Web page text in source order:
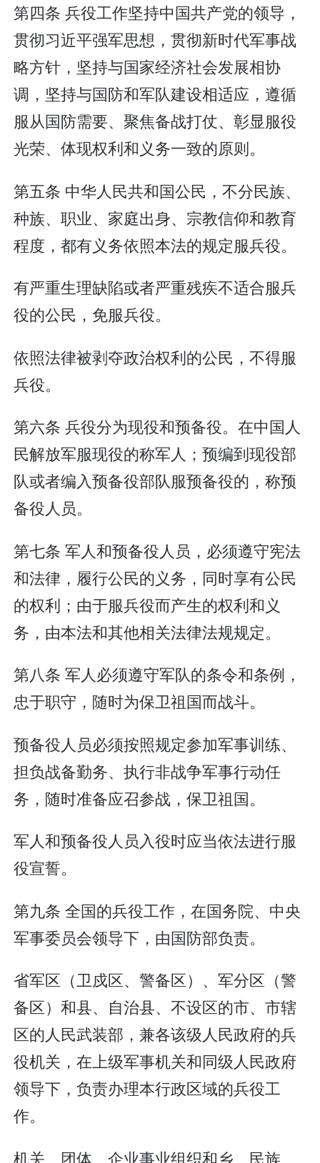
第四条 兵役工作坚持中国共产党的领导，
贯彻习近平强军思想，贯彻新时代军事战
略方针，坚持与国家经济社会发展相协
调，坚持与国防和军队建设相适应，遵循
服从国防需要、聚焦备战打仗、彰显服役
光荣、体现权利和义务一致的原则。
第五条 中华人民共和国公民，不分民族、
种族、职业、家庭出身、宗教信仰和教育
程度，都有义务依照本法的规定服兵役。
有严重生理缺陷或者严重残疾不适合服兵
役的公民，免服兵役。
依照法律被剥夺政治权利的公民，不得服
兵役。
第六条 兵役分为现役和预备役。在中国人
民解放军服现役的称军人；预编到现役部
队或者编入预备役部队服预备役的，称预
备役人员。
第七条 军人和预备役人员，必须遵守宪法
和法律，履行公民的义务，同时享有公民
的权利；由于服兵役而产生的权利和义
务，由本法和其他相关法律法规规定。
第八条 军人必须遵守军队的条令和条例，
忠于职守，随时为保卫祖国而战斗。
预备役人员必须按照规定参加军事训练、
担负战备勤务、执行非战争军事行动任
务，随时准备应召参战，保卫祖国。
军人和预备役人员入役时应当依法进行服
役宣誓。
第九条 全国的兵役工作，在国务院、中央
军事委员会领导下，由国防部负责。
省军区（卫戍区、警备区）、军分区（警
备区）和县、自治县、不设区的市、市辖
区的人民武装部，兼各该级人民政府的兵
役机关，在上级军事机关和同级人民政府
领导下，负责办理本行政区域的兵役工
作。
机关、团体、企业事业组织和乡、民族